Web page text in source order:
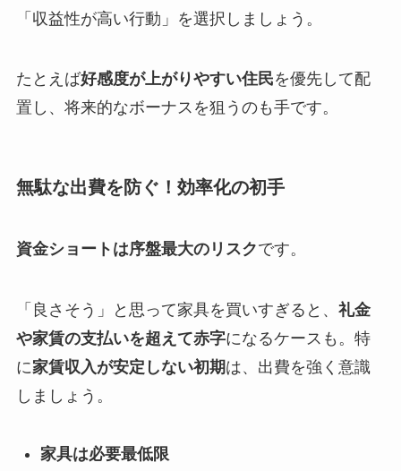
「収益性が高い行動」を選択しましょう。
たとえば好感度が上がりやすい住民を優先して配
置し、将来的なボーナスを狙うのも手です。
無駄な出費を防ぐ！効率化の初手
資金ショートは序盤最大のリスクです。
「良さそう」と思って家具を買いすぎると、 礼金
や家賃の支払いを超えて赤字になるケースも。特
に家賃収入が安定しない初期は、出費を強く意識
しましょう。
家具は必要最低限